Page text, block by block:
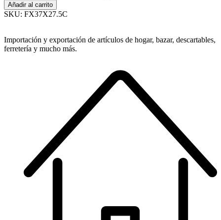
Añadir al carrito
SKU: FX37X27.5C
Importación y exportación de artículos de hogar, bazar, descartables,
ferretería y mucho más.